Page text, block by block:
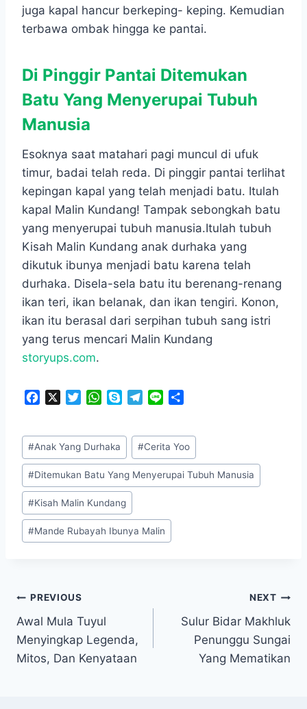
juga kapal hancur berkeping- keping. Kemudian
terbawa ombak hingga ke pantai.
Di Pinggir Pantai Ditemukan
Batu Yang Menyerupai Tubuh
Manusia
Esoknya saat matahari pagi muncul di ufuk
timur, badai telah reda. Di pinggir pantai terlihat
kepingan kapal yang telah menjadi batu. Itulah
kapal Malin Kundang! Tampak sebongkah batu
yang menyerupai tubuh manusia.Itulah tubuh
Kisah Malin Kundang anak durhaka yang
dikutuk ibunya menjadi batu karena telah
durhaka. Disela-sela batu itu berenang-renang
ikan teri, ikan belanak, dan ikan tengiri. Konon,
ikan itu berasal dari serpihan tubuh sang istri
yang terus mencari Malin Kundang
storyups.com.
e
b
o
o
k
t
t
e
r
W
t
s
A
p
p
e
e
g
r
a
e
r
e
Post
Tags:
#Anak Yang Durhaka #Cerita Yoo
#Ditemukan Batu Yang Menyerupai Tubuh Manusia
#Kisah Malin Kundang
#Mande Rubayah Ibunya Malin
Post
navigation
PREVIOUS
Awal Mula Tuyul
Menyingkap Legenda,
Mitos, Dan Kenyataan
NEXT
Sulur Bidar Makhluk
Penunggu Sungai
Yang Mematikan